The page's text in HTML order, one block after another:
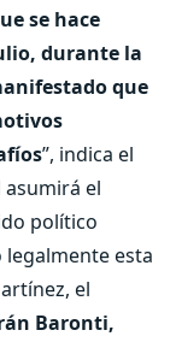
se hace
durante la
que
”, indica el
el
político
esta
el
Baronti,